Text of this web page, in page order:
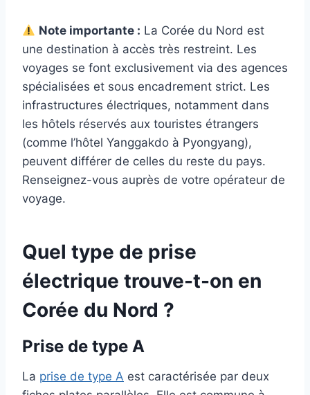
Note importante : La Corée du Nord est
une destination à accès très restreint. Les
voyages se font exclusivement via des agences
spécialisées et sous encadrement strict. Les
infrastructures électriques, notamment dans
les hôtels réservés aux touristes étrangers
(comme l’hôtel Yanggakdo à Pyongyang),
peuvent différer de celles du reste du pays.
Renseignez-vous auprès de votre opérateur de
voyage.
Quel type de prise
électrique trouve-t-on en
Corée du Nord ?
Prise de type A
La prise de type A est caractérisée par deux